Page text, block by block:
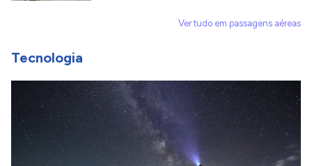
Ver tudo em passagens aéreas
Tecnologia